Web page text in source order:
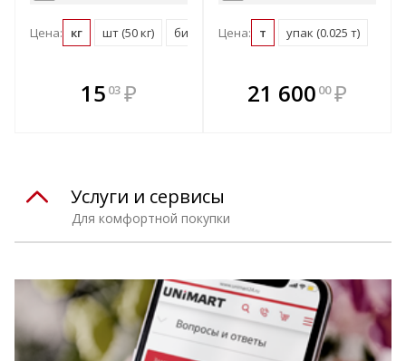
Цена: кг шт (50 кг) биг-бэг (1000 кг)
15 03 ₽
В комплекте
всегда выгоднее!
Цена: т упак (0.025 т)
В комплекте
всегда выгоднее!
21 600 00 ₽
Для комфортной покупки
Услуги и сервисы